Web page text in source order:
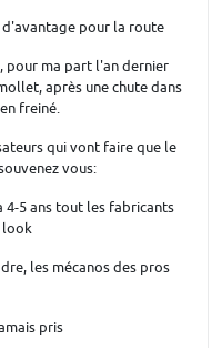
pour la route
pour ma part l'an dernier
après une chute dans
freiné.
qui vont faire que le
vous:
4-5 ans tout les fabricants
look
les mécanos des pros
pris